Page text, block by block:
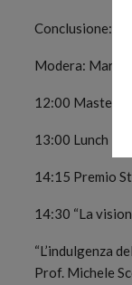
Conclusione:
Modera:
12:00
13:00 Lunch
14:15 Premio
14:30 “La
“L’indulgenza
Prof. Michele